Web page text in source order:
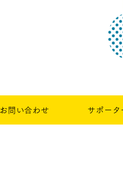
お問い合わせ サポータ